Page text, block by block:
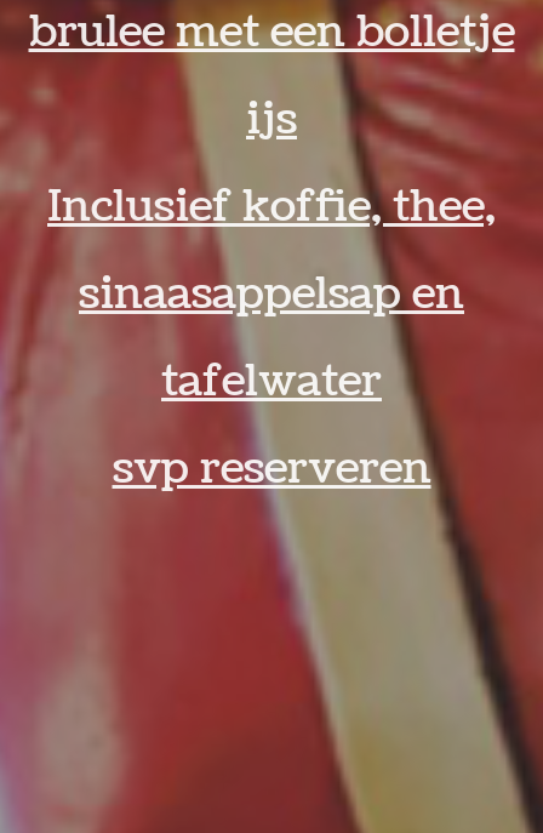
brulee met een bolletje
ijs
Inclusief koffie, thee,
sinaasappelsap en
tafelwater
svp reserveren